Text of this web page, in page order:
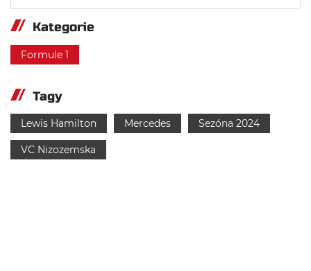
Kategorie
Formule 1
Tagy
Lewis Hamilton Mercedes Sezóna 2024
VC Nizozemska